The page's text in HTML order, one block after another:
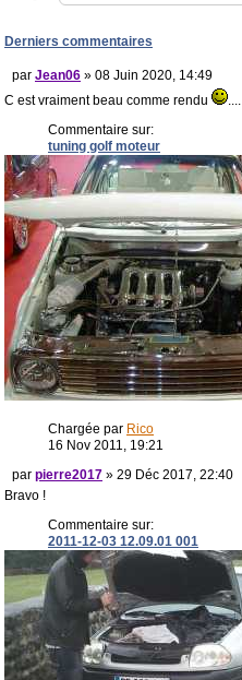
Derniers commentaires
par Jean06 » 08 Juin 2020, 14:49
C est vraiment beau comme rendu
....
Commentaire sur:
tuning golf moteur
Chargée par Rico
16 Nov 2011, 19:21
par pierre2017 » 29 Déc 2017, 22:40
Bravo !
Commentaire sur:
2011-12-03 12.09.01 001